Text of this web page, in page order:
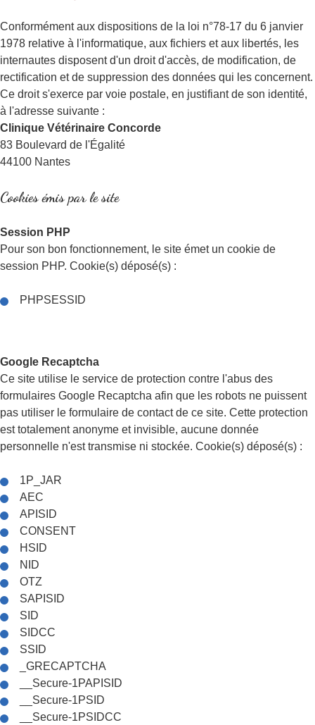
Conformément aux dispositions de la loi n°78-17 du 6 janvier
1978 relative à l'informatique, aux fichiers et aux libertés, les
internautes disposent d'un droit d'accès, de modification, de
rectification et de suppression des données qui les concernent.
Ce droit s'exerce par voie postale, en justifiant de son identité,
à l'adresse suivante :
Clinique Vétérinaire Concorde
83 Boulevard de l'Égalité
44100 Nantes
Cookies émis par le site
Session PHP
Pour son bon fonctionnement, le site émet un cookie de
session PHP. Cookie(s) déposé(s) :
PHPSESSID
Google Recaptcha
Ce site utilise le service de protection contre l'abus des
formulaires Google Recaptcha afin que les robots ne puissent
pas utiliser le formulaire de contact de ce site. Cette protection
est totalement anonyme et invisible, aucune donnée
personnelle n'est transmise ni stockée. Cookie(s) déposé(s) :
1P_JAR
AEC
APISID
CONSENT
HSID
NID
OTZ
SAPISID
SID
SIDCC
SSID
_GRECAPTCHA
__Secure-1PAPISID
__Secure-1PSID
__Secure-1PSIDCC